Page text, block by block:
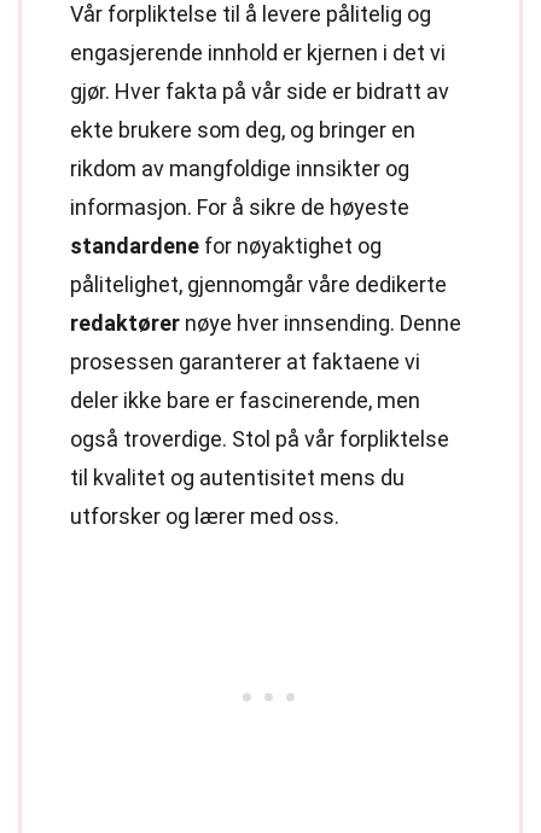
Vår forpliktelse til å levere pålitelig og
engasjerende innhold er kjernen i det vi
gjør. Hver fakta på vår side er bidratt av
ekte brukere som deg, og bringer en
rikdom av mangfoldige innsikter og
informasjon. For å sikre de høyeste
standardene for nøyaktighet og
pålitelighet, gjennomgår våre dedikerte
redaktører nøye hver innsending. Denne
prosessen garanterer at faktaene vi
deler ikke bare er fascinerende, men
også troverdige. Stol på vår forpliktelse
til kvalitet og autentisitet mens du
utforsker og lærer med oss.